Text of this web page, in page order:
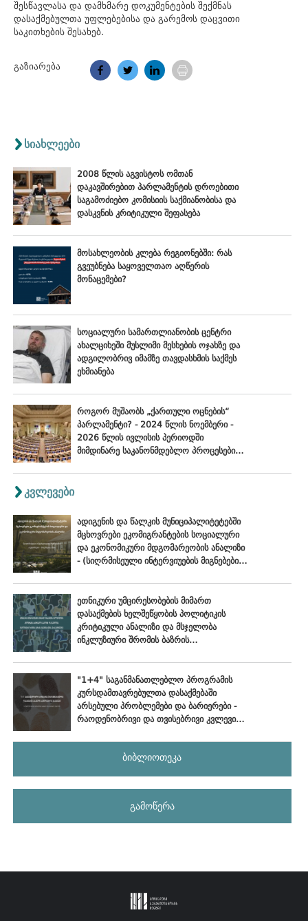
შესწავლასა და დამხმარე დოკუმენტების შექმნას
დასაქმებულთა უფლებებისა და გარემოს დაცვითი
საკითხების შესახებ.
გაზიარება
სიახლეები
2008 წლის აგვისტოს ომთან
დაკავშირებით პარლამენტის დროებითი
საგამოძიებო კომისიის საქმიანობისა და
დასკვნის კრიტიკული შეფასება
მოსახლეობის კლება რეგიონებში: რას
გვეუბნება საყოველთაო აღწერის
მონაცემები?
სოციალური სამართლიანობის ცენტრი
ახალციხეში მუსლიმი მესხების ოჯახზე და
ადგილობრივ იმამზე თავდასხმის საქმეს
ეხმიანება
როგორ მუშაობს „ქართული ოცნების“
პარლამენტი? - 2024 წლის ნოემბერი -
2026 წლის ივლისის პერიოდში
მიმდინარე საკანონმდებლო პროცესების
კვლევები
ადიგენის და წალკის მუნიციპალიტეტებში
მცხოვრები ეკომიგრანტების სოციალური
და ეკონომიკური მდგომარეობის ანალიზი
- (სიღრმისეული ინტერვიუების მიგნებები),
ეთნიკური უმცირესობების მიმართ
დასაქმების ხელშეწყობის პოლიტიკის
კრიტიკული ანალიზი და მსჯელობა
ინკლუზიური შრომის ბაზრის
"1+4" საგანმანათლებლო პროგრამის
კურსდამთავრებულთა დასაქმებაში
არსებული პრობლემები და ბარიერები -
რაოდენობრივი და თვისებრივი კვლევის
ბიბლიოთეკა
გამოწერა